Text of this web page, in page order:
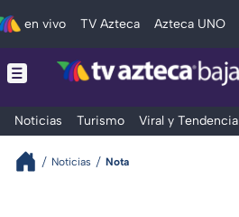
en vivo TV Azteca Azteca UNO
Noticias Turismo Viral y Tendencia
Noticias Nota